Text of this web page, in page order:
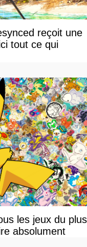
reçoit une
tout ce qui
les jeux du plus
absolument